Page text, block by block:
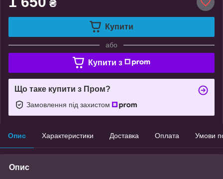
₴
Купити
або
Купити з
Що таке купити з Пром?
Замовлення під захистом
Опис Характеристики Доставка Оплата Умови
Опис